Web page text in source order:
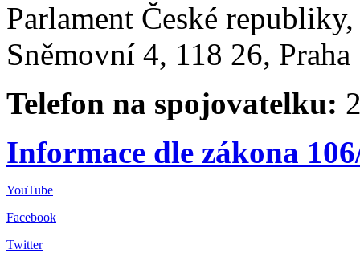
Parlament České
Sněmovní 4, 118 26,
Telefon na spojovatelku:
Informace dle zákona
YouTube
Facebook
Twitter